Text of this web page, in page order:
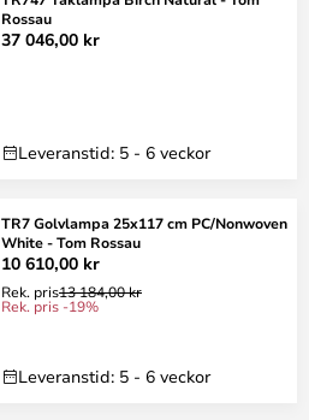
Rossau
37 046,00 kr
Leveranstid: 5 - 6 veckor
TR7 Golvlampa 25x117 cm PC/Nonwoven
White - Tom Rossau
10 610,00 kr
Rek. pris13 184,00 kr
Rek. pris -19%
Leveranstid: 5 - 6 veckor